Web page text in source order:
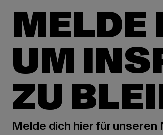
MELDE
UM
ZU
Melde dich hier für unseren